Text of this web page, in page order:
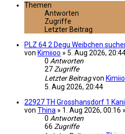
Themen
Antworten
Zugriffe
Letzter Beitrag
PLZ 64 2 Degu Weibchen
von Kimiioo » 5. Aug 2026,
0 Antworten
27 Zugriffe
Letzter Beitragvon
5. Aug 2026, 20:44
22927 TH Grosshansdorf 1
von Thina » 1. Aug 2026, 00:16
0 Antworten
66 Zugriffe